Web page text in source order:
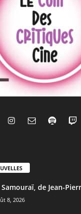
Samouraï, de Jean-
8, 2026